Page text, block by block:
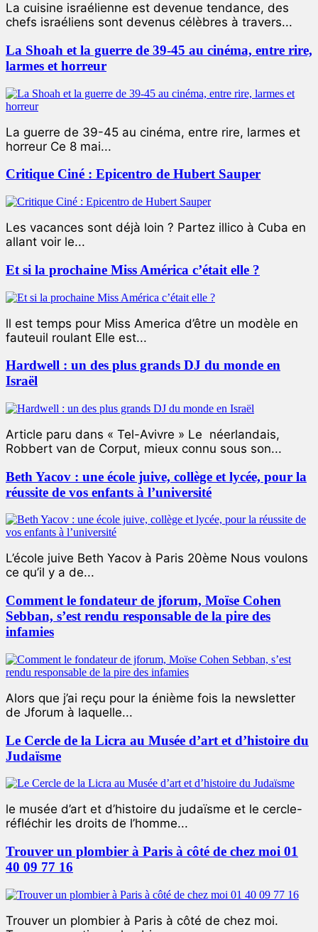
La cuisine israélienne est devenue tendance, des
chefs israéliens sont devenus célèbres à travers...
La Shoah et la guerre de 39-45 au cinéma, entre rire,
larmes et horreur
La guerre de 39-45 au cinéma, entre rire, larmes et
horreur Ce 8 mai...
Critique Ciné : Epicentro de Hubert Sauper
Les vacances sont déjà loin ? Partez illico à Cuba en
allant voir le...
Et si la prochaine Miss América c’était elle ?
ll est temps pour Miss America d’être un modèle en
fauteuil roulant Elle est...
Hardwell : un des plus grands DJ du monde en
Israël
Article paru dans « Tel-Avivre » Le néerlandais,
Robbert van de Corput, mieux connu sous son...
Beth Yacov : une école juive, collège et lycée, pour la
réussite de vos enfants à l’université
L’école juive Beth Yacov à Paris 20ème Nous voulons
ce qu’il y a de...
Comment le fondateur de jforum, Moïse Cohen
Sebban, s’est rendu responsable de la pire des
infamies
Alors que j’ai reçu pour la énième fois la newsletter
de Jforum à laquelle...
Le Cercle de la Licra au Musée d’art et d’histoire du
Judaïsme
le musée d’art et d’histoire du judaïsme et le cercle-
réfléchir les droits de l’homme...
Trouver un plombier à Paris à côté de chez moi 01
40 09 77 16
Trouver un plombier à Paris à côté de chez moi.